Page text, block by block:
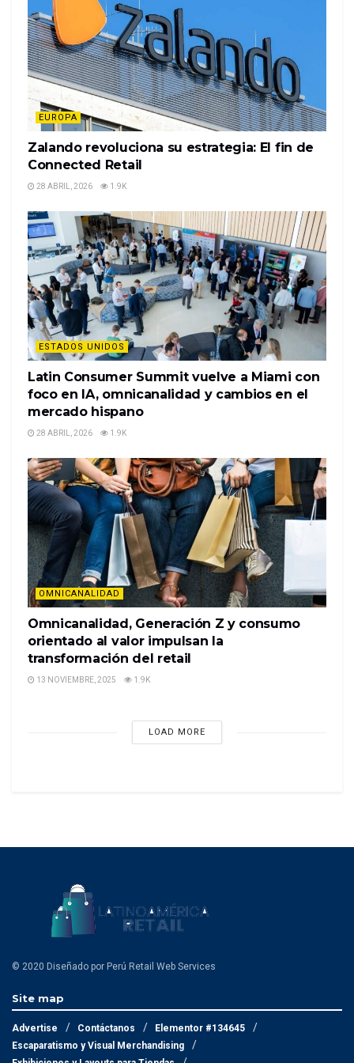
EUROPA
Zalando revoluciona su estrategia: El fin de
Connected Retail
28 ABRIL, 2026 1.9K
ESTADOS UNIDOS
Latin Consumer Summit vuelve a Miami con
foco en IA, omnicanalidad y cambios en el
mercado hispano
28 ABRIL, 2026 1.9K
OMNICANALIDAD
Omnicanalidad, Generación Z y consumo
orientado al valor impulsan la
transformación del retail
13 NOVIEMBRE, 2025 1.9K
LOAD MORE
© 2020 Diseñado por Perú Retail Web Services
Site map
Advertise Contáctanos
Elementor #134645
Escaparatismo y Visual Merchandising